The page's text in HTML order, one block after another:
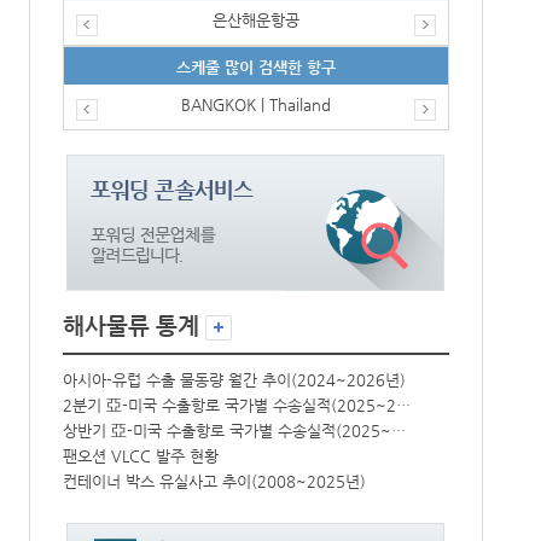
은산해운항공
스케줄 많이 검색한 항구
BANGKOK | Thailand
해사물류 통계
아시아-유럽 수출 물동량 월간 추이(2024~2026년)
2분기 亞-미국 수출항로 국가별 수송실적(2025~2026년)
상반기 亞-미국 수출항로 국가별 수송실적(2025~2026년)
팬오션 VLCC 발주 현황
컨테이너 박스 유실사고 추이(2008~2025년)